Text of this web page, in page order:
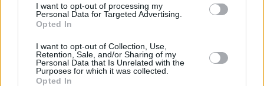
I want to opt-out of processing my
Personal Data for Targeted Advertising.
Opted In
I want to opt-out of Collection, Use,
Retention, Sale, and/or Sharing of my
Personal Data that Is Unrelated with the
Purposes for which it was collected.
Opted In